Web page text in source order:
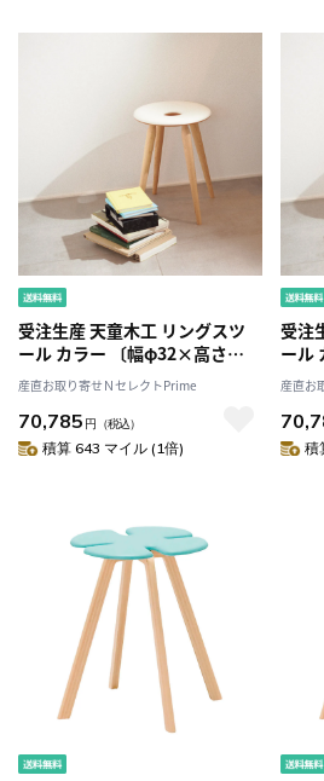
受注生産 天童木工 リングスツ
ール カラー 〔幅φ32×高さ
44.2×座面の高さ44.2cm〕
産直お取り寄せＮセレクトPrime
70,785 円 （税込）
積算 643 マイル (1倍)
受注
ール
産直お
積